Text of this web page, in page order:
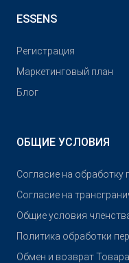
ESSENS
Pегистрация
Маркетинговый план
Блог
ОБЩИЕ УСЛОВИЯ
Согласие на обработку
Согласие на
Общие условия
Политика обработки
Обмен и возврат Товара